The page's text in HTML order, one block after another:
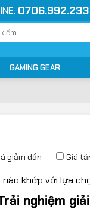
0706.992.233
GAMING GEAR
giảm dần Giá
khớp với lựa
nghiệm